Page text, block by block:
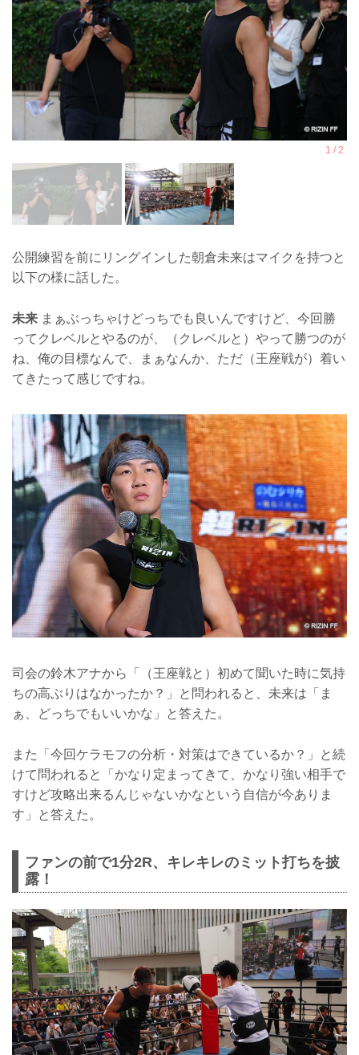
公開練習を前にリングインした朝倉未来はマイクを持つと
以下の様に話した。
未来 まぁぶっちゃけどっちでも良いんですけど、今回勝
ってクレベルとやるのが、（クレベルと）やって勝つのが
ね、俺の目標なんで、まぁなんか、ただ（王座戦が）着い
てきたって感じですね。
司会の鈴木アナから「（王座戦と）初めて聞いた時に気持
ちの高ぶりはなかったか？」と問われると、未来は「ま
ぁ、どっちでもいいかな」と答えた。
また「今回ケラモフの分析・対策はできているか？」と続
けて問われると「かなり定まってきて、かなり強い相手で
すけど攻略出来るんじゃないかなという自信が今ありま
す」と答えた。
ファンの前で1分2R、キレキレのミット打ちを披
露！